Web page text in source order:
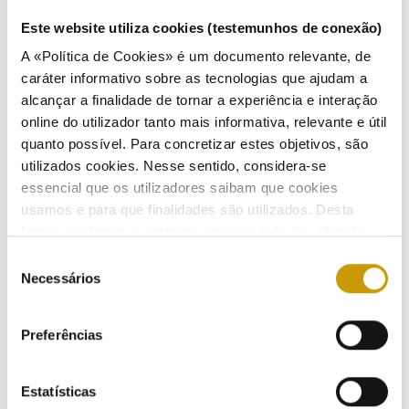
Este website utiliza cookies (testemunhos de conexão)
A «Política de Cookies» é um documento relevante, de
caráter informativo sobre as tecnologias que ajudam a
alcançar a finalidade de tornar a experiência e interação
online do utilizador tanto mais informativa, relevante e útil
quanto possível. Para concretizar estes objetivos, são
utilizados cookies. Nesse sentido, considera-se
essencial que os utilizadores saibam que cookies
usamos e para que finalidades são utilizados. Desta
simples possível de usar. Para obter mais informações
sobre como são tratados os seus dados pessoais,
Necessários
Preferências
Estatísticas
Conferência Renewable Energy Communities and
Collective Self-Consumption
Participação no evento organizado pelo Forum Italiano de Comunidades de Energia. A
intervenção centrou-se na promoção das melhores práticas para maximizar os
benefícios ambientais, económicos e sociais no território.
Pedro Verdelho, Presidente da ERSE
Challenges for Southern Shore Members
Intervenção no 'Workshop MEDREG Hydrogen Strategy and Challenges for Southern
Shore Members', promovido pelo MEDREG.